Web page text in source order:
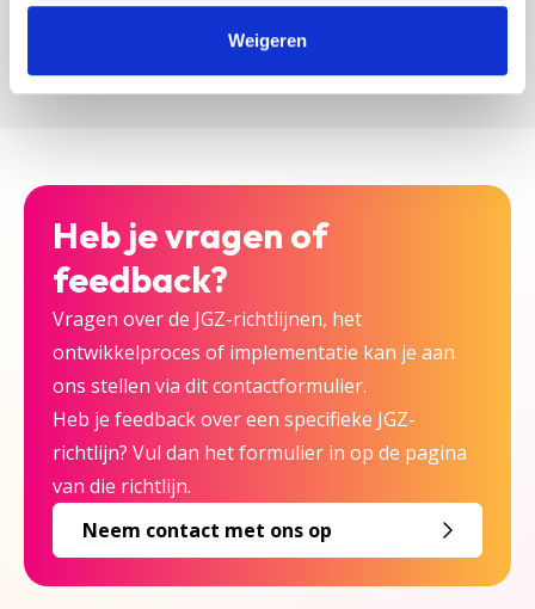
Weigeren
Heb je vragen of
feedback?
Vragen over de JGZ-richtlijnen, het
ontwikkelproces of implementatie kan je aan
ons stellen via dit contactformulier.
Heb je feedback over een specifieke JGZ-
richtlijn? Vul dan het formulier in op de pagina
van die richtlijn.
Neem contact met ons op